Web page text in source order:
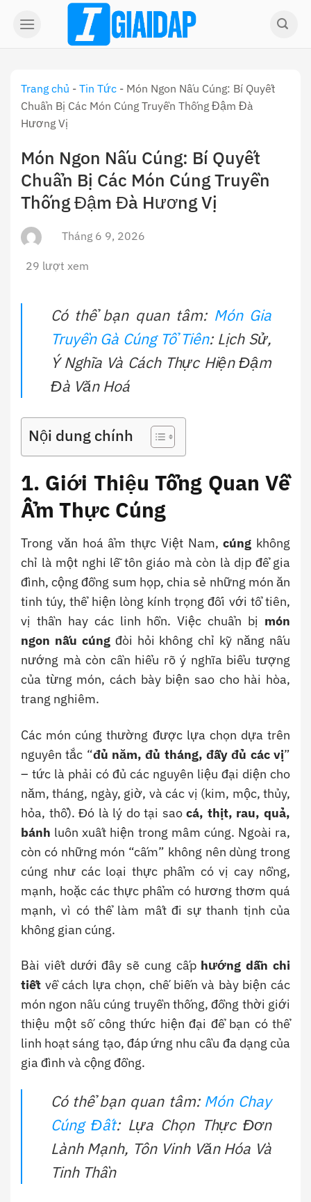
Trang chủ - Tin Tức - Món Ngon Nấu Cúng: Bí Quyết
Chuẩn Bị Các Món Cúng Truyền Thống Đậm Đà
Hương Vị
Món Ngon Nấu Cúng: Bí Quyết
Chuẩn Bị Các Món Cúng Truyền
Thống Đậm Đà Hương Vị
Tháng 6 9, 2026
29 lượt xem
Có thể bạn quan tâm: Món Gia
Truyền Gà Cúng Tổ Tiên: Lịch Sử,
Ý Nghĩa Và Cách Thực Hiện Đậm
Đà Văn Hoá
Nội dung chính
1. Giới Thiệu Tổng Quan Về
Ẩm Thực Cúng
Trong văn hoá ẩm thực Việt Nam,cúng không
chỉ là một nghi lễ tôn giáo mà còn là dịp để gia
đình, cộng đồng sum họp, chia sẻ những món ăn
tinh túy, thể hiện lòng kính trọng đối với tổ tiên,
vị thần hay các linh hồn. Việc chuẩn bị món
ngon nấu cúngđòi hỏi không chỉ kỹ năng nấu
nướng mà còn cần hiểu rõ ý nghĩa biểu tượng
của từng món, cách bày biện sao cho hài hòa,
trang nghiêm.
Các món cúng thường được lựa chọn dựa trên
nguyên tắc “đủ năm, đủ tháng, đầy đủ các vị”
– tức là phải có đủ các nguyên liệu đại diện cho
năm, tháng, ngày, giờ, và các vị (kim, mộc, thủy,
hỏa, thổ). Đó là lý do tại saocá, thịt, rau, quả,
bánh luôn xuất hiện trong mâm cúng. Ngoài ra,
còn có những món “cấm” không nên dùng trong
cúng như các loại thực phẩm có vị cay nồng,
mạnh, hoặc các thực phẩm có hương thơm quá
mạnh, vì có thể làm mất đi sự thanh tịnh của
không gian cúng.
Bài viết dưới đây sẽ cung cấp hướng dẫn chi
tiết về cách lựa chọn, chế biến và bày biện các
món ngon nấu cúng truyền thống, đồng thời giới
thiệu một số công thức hiện đại để bạn có thể
linh hoạt sáng tạo, đáp ứng nhu cầu đa dạng của
gia đình và cộng đồng.
Có thể bạn quan tâm: Món Chay
Cúng Đất: Lựa Chọn Thực Đơn
Lành Mạnh, Tôn Vinh Văn Hóa Và
Tinh Thần